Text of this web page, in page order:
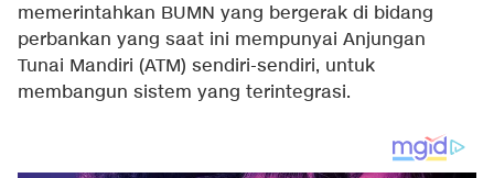
memerintahkan BUMN yang bergerak di bidang
perbankan yang saat ini mempunyai Anjungan
Tunai Mandiri (ATM) sendiri-sendiri, untuk
membangun sistem yang terintegrasi.